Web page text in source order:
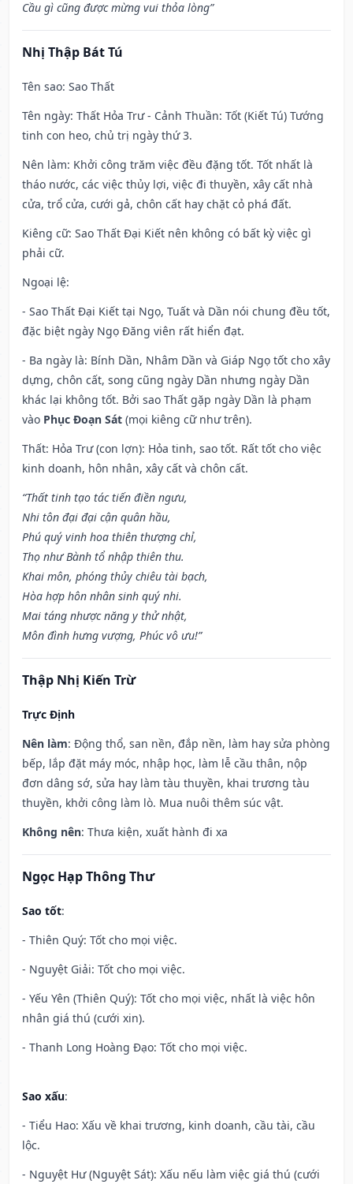
Cầu gì cũng được mừng vui thỏa lòng”
Nhị Thập Bát Tú
Tên sao: Sao Thất
Tên ngày: Thất Hỏa Trư - Cảnh Thuần: Tốt (Kiết Tú) Tướng
tinh con heo, chủ trị ngày thứ 3.
Nên làm: Khởi công trăm việc đều đặng tốt. Tốt nhất là
tháo nước, các việc thủy lợi, việc đi thuyền, xây cất nhà
cửa, trổ cửa, cưới gả, chôn cất hay chặt cỏ phá đất.
Kiêng cữ: Sao Thất Đại Kiết nên không có bất kỳ việc gì
phải cữ.
Ngoại lệ:
- Sao Thất Đại Kiết tại Ngọ, Tuất và Dần nói chung đều tốt,
đặc biệt ngày Ngọ Đăng viên rất hiển đạt.
- Ba ngày là: Bính Dần, Nhâm Dần và Giáp Ngọ tốt cho xây
dựng, chôn cất, song cũng ngày Dần nhưng ngày Dần
khác lại không tốt. Bởi sao Thất gặp ngày Dần là phạm
vào Phục Đoạn Sát (mọi kiêng cữ như trên).
Thất: Hỏa Trư (con lợn): Hỏa tinh, sao tốt. Rất tốt cho việc
kinh doanh, hôn nhân, xây cất và chôn cất.
“Thất tinh tạo tác tiến điền ngưu,
Nhi tôn đại đại cận quân hầu,
Phú quý vinh hoa thiên thượng chỉ,
Thọ như Bành tổ nhập thiên thu.
Khai môn, phóng thủy chiêu tài bạch,
Hòa hợp hôn nhân sinh quý nhi.
Mai táng nhược năng y thử nhật,
Môn đình hưng vượng, Phúc vô ưu!”
Thập Nhị Kiến Trừ
Trực Định
Nên làm: Động thổ, san nền, đắp nền, làm hay sửa phòng
bếp, lắp đặt máy móc, nhập học, làm lễ cầu thân, nộp
đơn dâng sớ, sửa hay làm tàu thuyền, khai trương tàu
thuyền, khởi công làm lò. Mua nuôi thêm súc vật.
Không nên: Thưa kiện, xuất hành đi xa
Ngọc Hạp Thông Thư
Sao tốt:
- Thiên Quý: Tốt cho mọi việc.
- Nguyệt Giải: Tốt cho mọi việc.
- Yếu Yên (Thiên Quý): Tốt cho mọi việc, nhất là việc hôn
nhân giá thú (cưới xin).
- Thanh Long Hoàng Đạo: Tốt cho mọi việc.
Sao xấu:
- Tiểu Hao: Xấu về khai trương, kinh doanh, cầu tài, cầu
lộc.
- Nguyệt Hư (Nguyệt Sát): Xấu nếu làm việc giá thú (cưới